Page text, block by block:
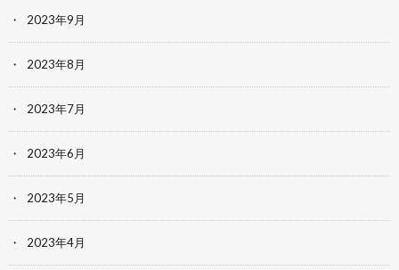
2023年9月
2023年8月
2023年7月
2023年6月
2023年5月
2023年4月